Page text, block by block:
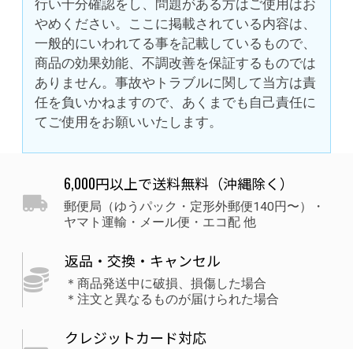
行い十分確認をし、問題がある方はご使用はお
やめください。ここに掲載されている内容は、
一般的にいわれてる事を記載しているもので、
商品の効果効能、不調改善を保証するものでは
ありません。事故やトラブルに関して当方は責
任を負いかねますので、あくまでも自己責任に
てご使用をお願いいたします。
6,000円以上で送料無料（沖縄除く）
郵便局（ゆうパック・定形外郵便140円〜）・
ヤマト運輸・メール便・エコ配 他
返品・交換・キャンセル
＊商品発送中に破損、損傷した場合
＊注文と異なるものが届けられた場合
クレジットカード対応